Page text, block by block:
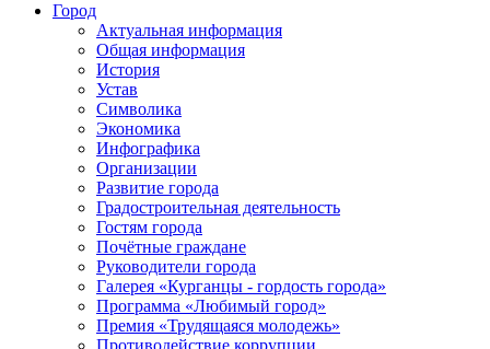
Город
Актуальная информация
Общая информация
История
Устав
Символика
Экономика
Инфографика
Организации
Развитие города
Градостроительная деятельность
Гостям города
Почётные граждане
Руководители города
Галерея «Курганцы - гордость города»
Программа «Любимый город»
Премия «Трудящаяся молодежь»
Противодействие коррупции